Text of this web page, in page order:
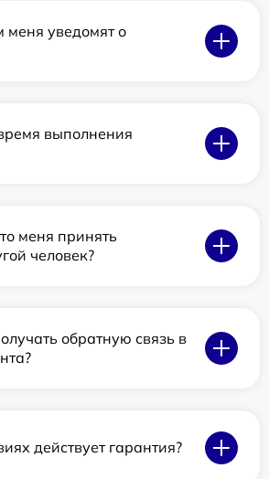
меня уведомят о
выполнения
меня принять
человек?
обратную связь в
действует гарантия?